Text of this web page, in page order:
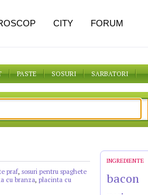
PASTE SOSURI SARBATORI
praf, sosuri pentru spaghete
cu branza, placinta cu
INGREDIENTE
bacon
CITY FORUM